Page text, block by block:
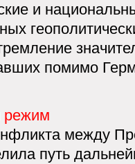
и
помимо
режим
между
путь